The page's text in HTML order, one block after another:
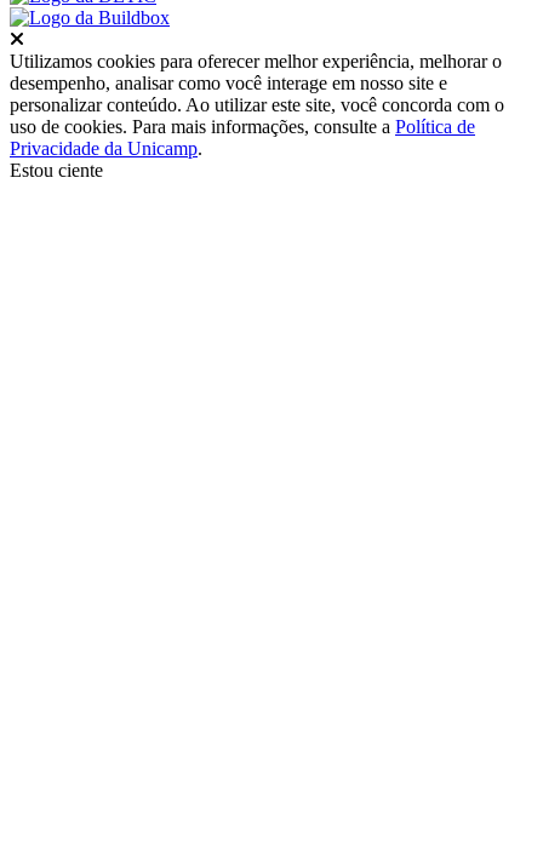
Utilizamos cookies para oferecer melhor experiência, melhorar o
desempenho, analisar como você interage em nosso site e
personalizar conteúdo. Ao utilizar este site, você concorda com o
uso de cookies. Para mais informações, consulte a Política de
Privacidade da Unicamp.
Estou ciente